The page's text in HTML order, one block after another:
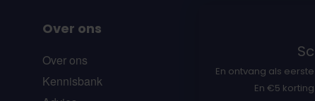
Over ons
Over ons
Kennisbank
En ontvang als
En €5